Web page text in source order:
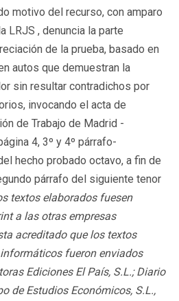
motivo del recurso, con amparo
LRJS , denuncia la parte
de la prueba, basado en
autos que demuestran la
sin resultar contradichos por
invocando el acta de
de Trabajo de Madrid -
4, 3º y 4º párrafo-
hecho probado octavo, a fin de
párrafo del siguiente tenor
textos elaborados fuesen
a las otras empresas
acreditado que los textos
fueron enviados
Ediciones El País, S.L.; Diario
de Estudios Económicos, S.L.,